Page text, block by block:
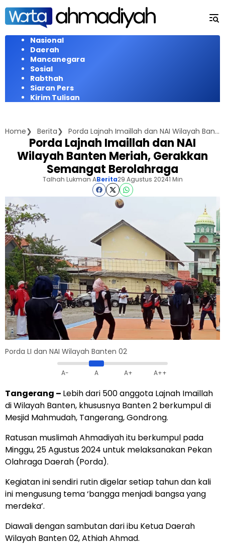
Langsung
konten
Nasional
Daerah
Mancanegara
Sosial
Rabthah
Siaran Pers
Kirim Tulisan
Home Berita Porda Lajnah Imaillah dan NAI Wilayah Banten Meriah, Gerakkan Semangat Berolahraga
Porda Lajnah Imaillah dan NAI
Wilayah Banten Meriah, Gerakkan
Semangat Berolahraga
Talhah Lukman ABerita29 Agustus 20241 Min
Porda LI dan NAI Wilayah Banten 02
A- A A+ A++
Tangerang – Lebih dari 500 anggota Lajnah Imaillah
di Wilayah Banten, khususnya Banten 2 berkumpul di
Mesjid Mahmudah, Tangerang, Gondrong.
Ratusan muslimah Ahmadiyah itu berkumpul pada
Minggu, 25 Agustus 2024 untuk melaksanakan Pekan
Olahraga Daerah (Porda).
Kegiatan ini sendiri rutin digelar setiap tahun dan kali
ini mengusung tema ‘bangga menjadi bangsa yang
merdeka’.
Diawali dengan sambutan dari ibu Ketua Daerah
Wilayah Banten 02, Athiah Ahmad.